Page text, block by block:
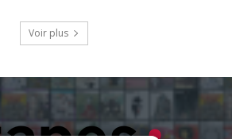
Voir plus